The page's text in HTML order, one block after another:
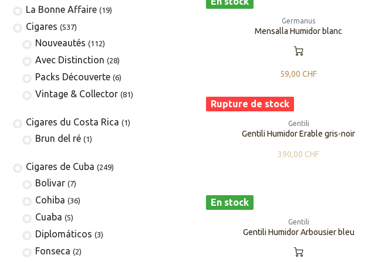
La Bonne Affaire (19)
​​​Cigares (537)
​Nouveautés (112)
Avec Distinction (28)
Packs Découverte (6)
Vintage & Collector (81)
​​​Cigares du Costa Rica (1)
Brun del ré (1)
Cigares de Cuba (249)
​Bolivar (7)
Cohiba (36)
Cuaba (5)
Diplomáticos (3)
Fonseca (2)
Germanus
Mensalla Humidor blanc
59,00 CHF
Rupture de stock
Gentili
​​Gentili Humidor Erable gris-noir
390,00 CHF
En stock
Gentili
Gentili ​​Humidor Arbousier bleu